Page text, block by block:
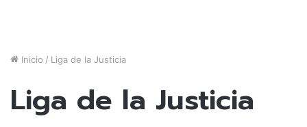
Inicio / Liga de la Justicia
Liga de la Justicia